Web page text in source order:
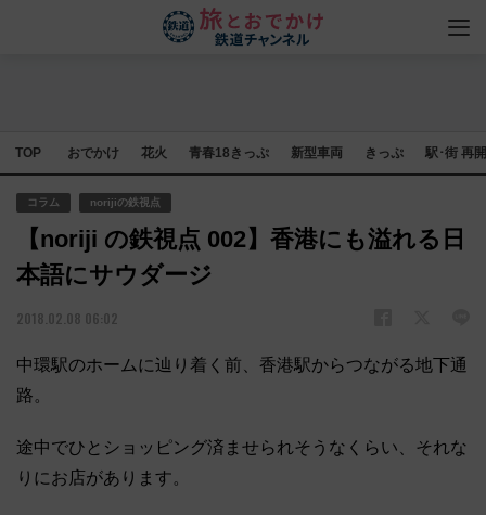
TOP おでかけ 花火 青春18きっぷ 新型車両 きっぷ 駅･街 再
コラム norijiの鉄視点
【noriji の鉄視点 002】香港にも溢れる日
本語にサウダージ
2018.02.08 06:02
中環駅のホームに辿り着く前、香港駅からつながる地下通
路。
途中でひとショッピング済ませられそうなくらい、それな
りにお店があります。